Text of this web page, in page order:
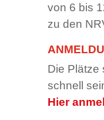
von 6 bis
zu den
Die Plätze
schnell
Hier